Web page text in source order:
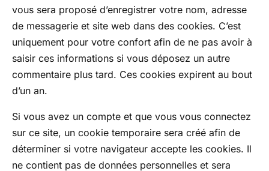
vous sera proposé d’enregistrer votre nom, adresse
de messagerie et site web dans des cookies. C’est
uniquement pour votre confort afin de ne pas avoir à
saisir ces informations si vous déposez un autre
commentaire plus tard. Ces cookies expirent au bout
d’un an.
Si vous avez un compte et que vous vous connectez
sur ce site, un cookie temporaire sera créé afin de
déterminer si votre navigateur accepte les cookies. Il
ne contient pas de données personnelles et sera